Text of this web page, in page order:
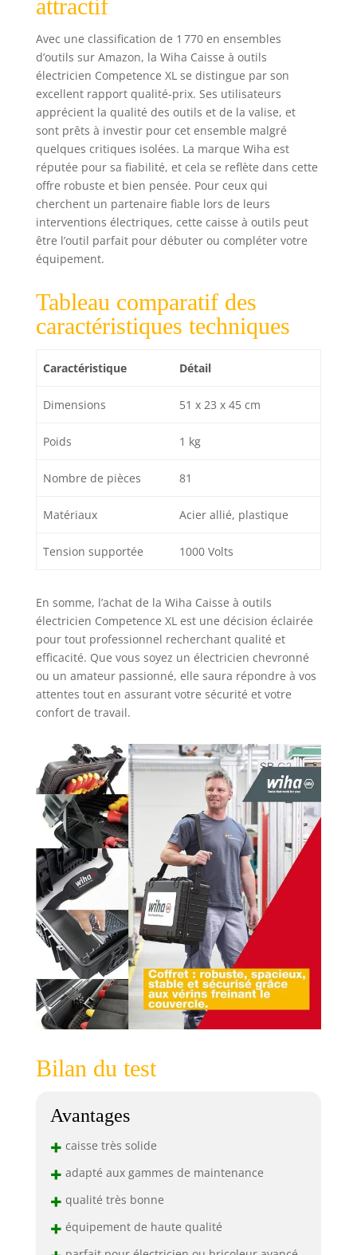
attractif
Avec une classification de 1 770 en ensembles
d’outils sur Amazon, la Wiha Caisse à outils
électricien Competence XL se distingue par son
excellent rapport qualité-prix. Ses utilisateurs
apprécient la qualité des outils et de la valise, et
sont prêts à investir pour cet ensemble malgré
quelques critiques isolées. La marque Wiha est
réputée pour sa fiabilité, et cela se reflète dans cette
offre robuste et bien pensée. Pour ceux qui
cherchent un partenaire fiable lors de leurs
interventions électriques, cette caisse à outils peut
être l’outil parfait pour débuter ou compléter votre
équipement.
Tableau comparatif des
caractéristiques techniques
Caractéristique Détail
Dimensions 51 x 23 x 45 cm
Poids 1 kg
Nombre de pièces 81
Matériaux Acier allié, plastique
Tension supportée 1000 Volts
En somme, l’achat de la Wiha Caisse à outils
électricien Competence XL est une décision éclairée
pour tout professionnel recherchant qualité et
efficacité. Que vous soyez un électricien chevronné
ou un amateur passionné, elle saura répondre à vos
attentes tout en assurant votre sécurité et votre
confort de travail.
Bilan du test
Avantages
+ caisse très solide
+ adapté aux gammes de maintenance
+ qualité très bonne
+ équipement de haute qualité